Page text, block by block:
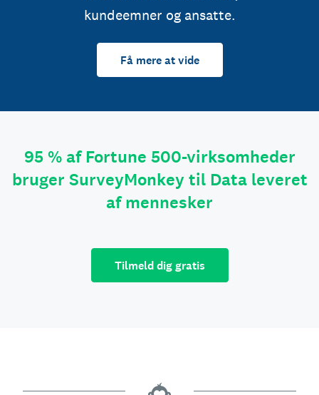
kundeemner og ansatte.
Få mere at vide
95 % af Fortune 500-virksomheder
bruger SurveyMonkey til Data leveret
af mennesker
Tilmeld dig gratis